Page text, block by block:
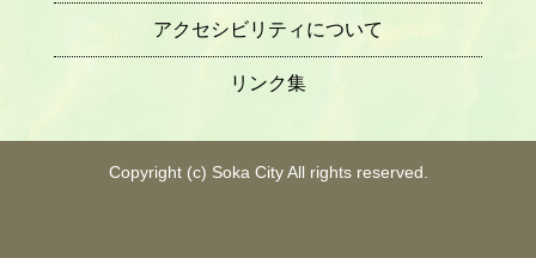
アクセシビリティについて
リンク集
Copyright (c) Soka City All rights reserved.